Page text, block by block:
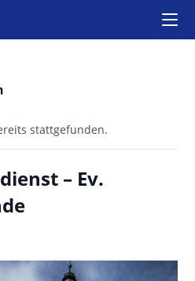
stattgefunden.
– Ev.